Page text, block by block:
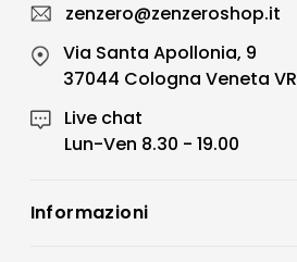
zenzero@zenzeroshop.it
Via Santa Apollonia, 9
37044 Cologna Veneta VR
Live chat
Lun-Ven 8.30 - 19.00
Informazioni